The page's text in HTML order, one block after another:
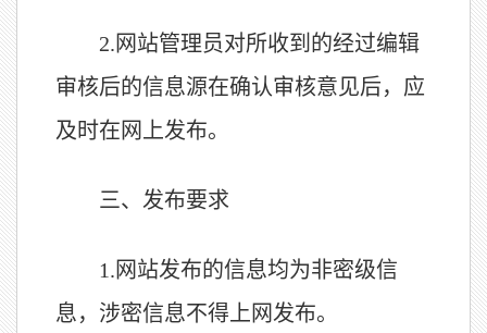
2.网站管理员对所收到的经过编辑
审核后的信息源在确认审核意见后，应
及时在网上发布。
三、发布要求
1.网站发布的信息均为非密级信
息，涉密信息不得上网发布。